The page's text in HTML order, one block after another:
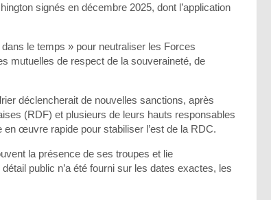
signés en décembre 2025, dont l’application
le temps » pour neutraliser les Forces
mutuelles de respect de la souveraineté, de
déclencherait de nouvelles sanctions, après
(RDF) et plusieurs de leurs hauts responsables
œuvre rapide pour stabiliser l’est de la RDC.
la présence de ses troupes et lie
public n’a été fourni sur les dates exactes, les